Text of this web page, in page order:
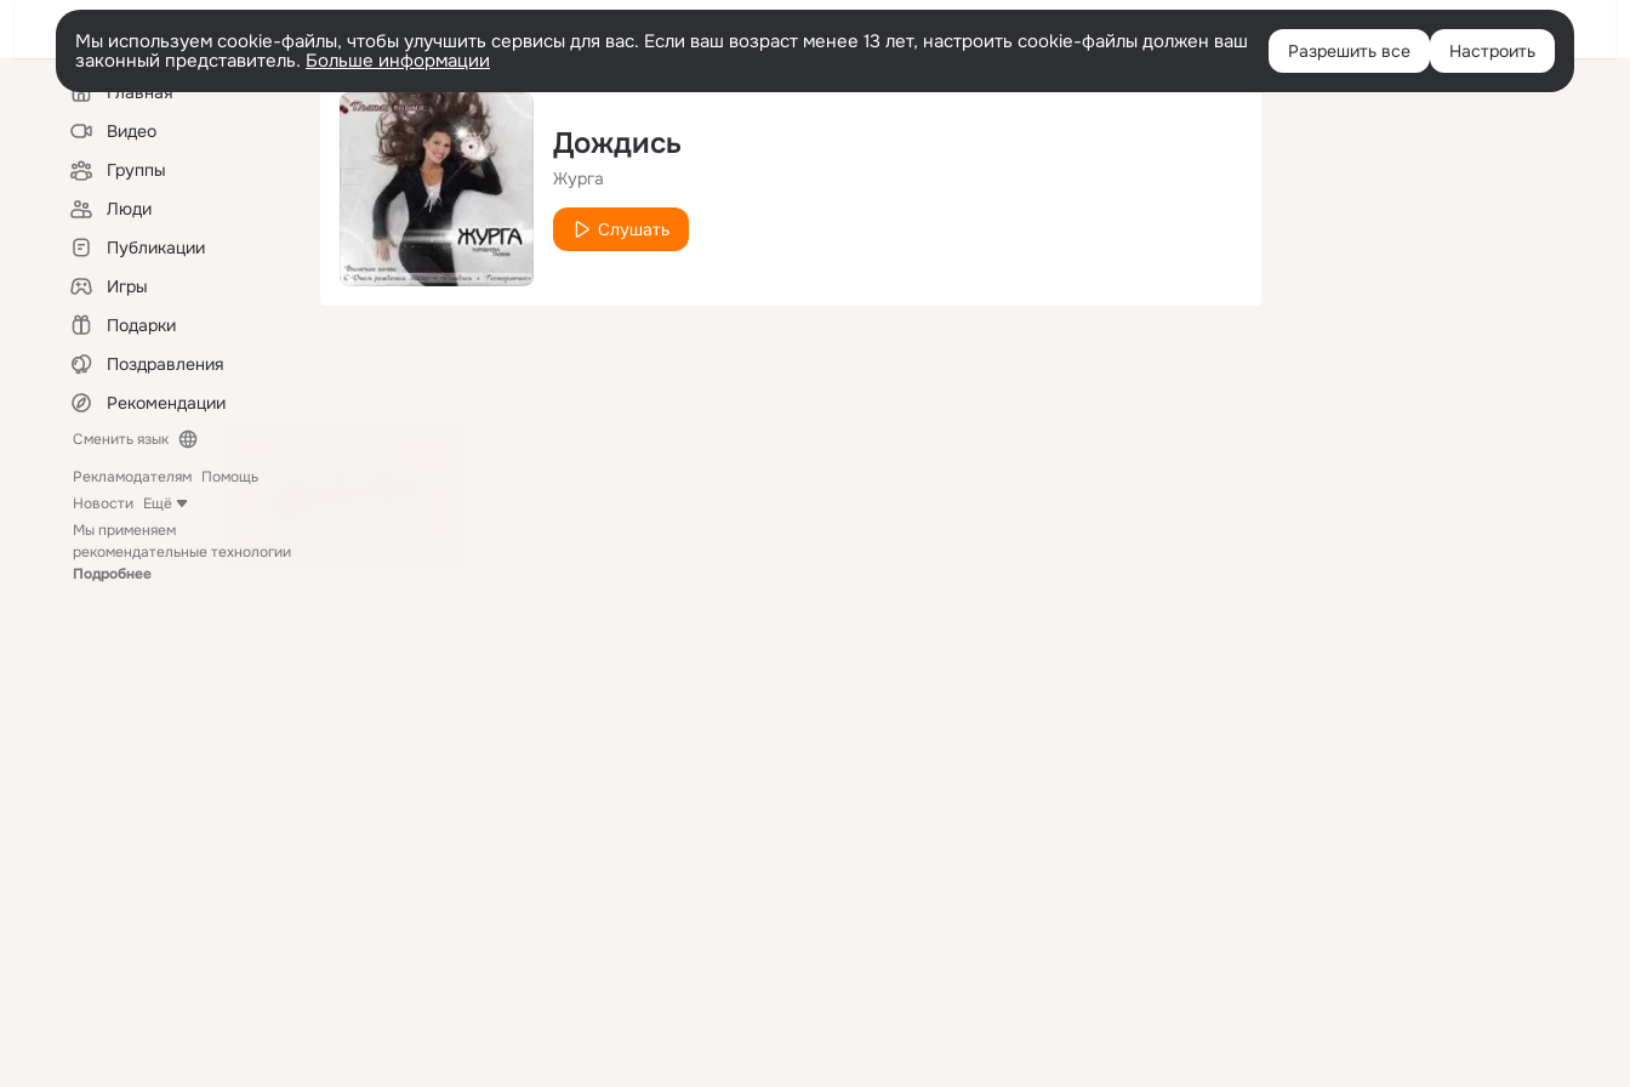
Войти
Мы используем cookie-файлы, чтобы улучшить сервисы для вас. Если ваш возраст менее 13 лет, настроить cookie-файлы должен ваш
законный представитель. Больше информации Разрешить все Настроить
Левая
колонкаГлавная
Видео
Группы
Люди
Публикации
Игры
Подарки
Поздравления
Рекомендации
Сменить язык
Рекламодателям Помощь
Новости Ещё
Мы применяем
рекомендательные технологии
Подробнее
Дождись
Журга
Слушать